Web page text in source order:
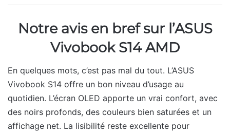
Notre avis en bref sur l’ASUS
Vivobook S14 AMD
En quelques mots, c’est pas mal du tout. L’ASUS
Vivobook S14 offre un bon niveau d’usage au
quotidien. L’écran OLED apporte un vrai confort, avec
des noirs profonds, des couleurs bien saturées et un
affichage net. La lisibilité reste excellente pour